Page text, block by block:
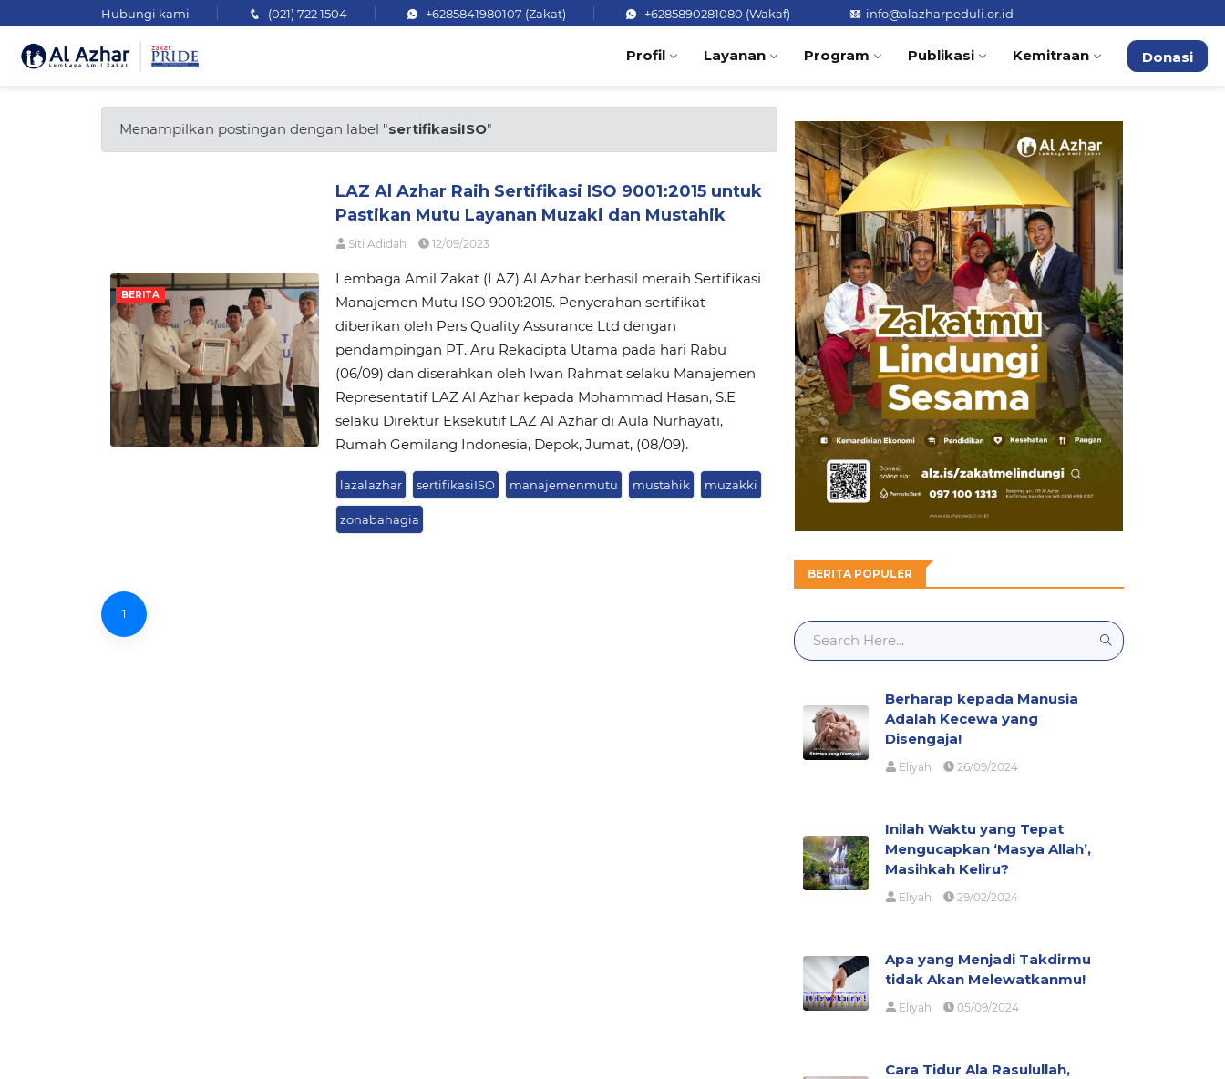
Hubungi kami (021) 722 1504 +6285841980107 (Zakat) +6285890281080 (Wakaf) info@alazharpeduli.or.id
Profil Layanan Program Publikasi Kemitraan Donasi
Menampilkan postingan dengan label "sertifikasiISO"
BERITA
LAZ Al Azhar Raih Sertifikasi ISO 9001:2015 untuk
Pastikan Mutu Layanan Muzaki dan Mustahik
Siti Adidah 12/09/2023
Lembaga Amil Zakat (LAZ) Al Azhar berhasil meraih Sertifikasi
Manajemen Mutu ISO 9001:2015. Penyerahan sertifikat
diberikan oleh Pers Quality Assurance Ltd dengan
pendampingan PT. Aru Rekacipta Utama pada hari Rabu
(06/09) dan diserahkan oleh Iwan Rahmat selaku Manajemen
Representatif LAZ Al Azhar kepada Mohammad Hasan, S.E
selaku Direktur Eksekutif LAZ Al Azhar di Aula Nurhayati,
Rumah Gemilang Indonesia, Depok, Jumat, (08/09).
lazalazhar sertifikasiISO manajemenmutu mustahik muzakki
zonabahagia
1
BERITA POPULER
Berharap kepada Manusia
Adalah Kecewa yang
Disengaja!
Eliyah 26/09/2024
Inilah Waktu yang Tepat
Mengucapkan ‘Masya Allah’,
Masihkah Keliru?
Eliyah 29/02/2024
Apa yang Menjadi Takdirmu
tidak Akan Melewatkanmu!
Eliyah 05/09/2024
Cara Tidur Ala Rasulullah,